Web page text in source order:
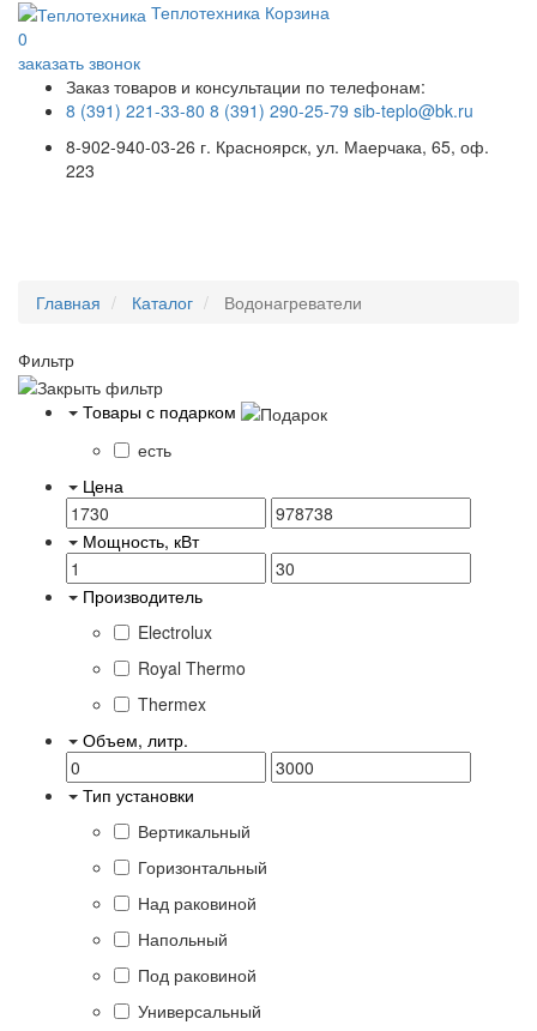
Теплотехника Корзина
0
заказать звонок
Заказ товаров и консультации по телефонам:
8 (391) 221-33-80 8 (391) 290-25-79 sib-teplo@bk.ru
8-902-940-03-26 г. Красноярск, ул. Маерчака, 65, оф.
223
Главная Каталог Водонагреватели
Фильтр
Товары с подарком
есть
Цена
Мощность, кВт
Производитель
Electrolux
Royal Thermo
Thermex
Объем, литр.
Тип установки
Вертикальный
Горизонтальный
Над раковиной
Напольный
Под раковиной
Универсальный